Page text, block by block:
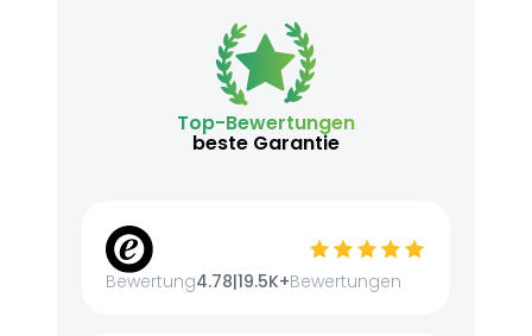
Top-Bewertungen
beste Garantie
Bewertung4.78|19.5K+Bewertungen